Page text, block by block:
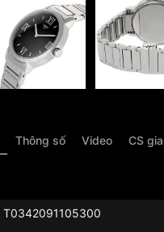
Thông số Video CS
T0342091105300